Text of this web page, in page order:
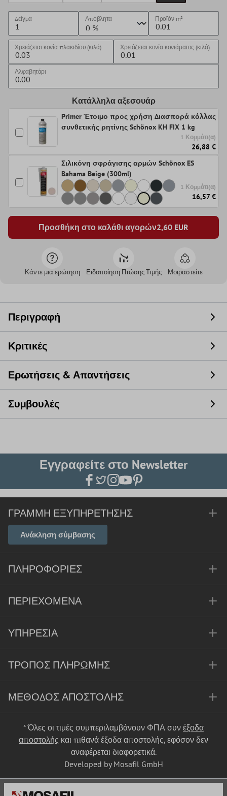
Δείγμα Απόβλητα Προϊόνm²
Χρειάζεται κονία πλακιδίου (κιλά) Χρειάζεται κονία κονιάματος (κιλά)
Αλφαβητάρι
Κατάλληλα αξεσουάρ
Primer Έτοιμο προς χρήση Διασπορά κόλλας
συνθετικής ρητίνης Schönox KH FIX 1 kg
1 Κομμάτι(α)
26,88 €
Σιλικόνη σφράγισης αρμών Schönox ES
Bahama Beige (300ml)
1 Κομμάτι(α)
16,57 €
Προσθήκη στο καλάθι αγορών2,60 EUR
Κάντε μια ερώτηση Ειδοποίηση Πτώσης Τιμής Μοιραστείτε
Περιγραφή
Κριτικές
Ερωτήσεις & Απαντήσεις
Συμβουλές
Εγγραφείτε στο Newsletter
ΓΡΑΜΜΉ ΕΞΥΠΗΡΈΤΗΣΗΣ
Ανάκληση σύμβασης
ΠΛΗΡΟΦΟΡΊΕΣ
ΠΕΡΙΕΧΌΜΕΝΑ
ΥΠΗΡΕΣΊΑ
ΤΡΌΠΟΣ ΠΛΗΡΩΜΉΣ
ΜΈΘΟΔΟΣ ΑΠΟΣΤΟΛΉΣ
* Όλες οι τιμές συμπεριλαμβάνουν ΦΠΑ συν έξοδα
αποστολής και πιθανά έξοδα αποστολής, εφόσον δεν
αναφέρεται διαφορετικά.
Developed by Mosafil GmbH